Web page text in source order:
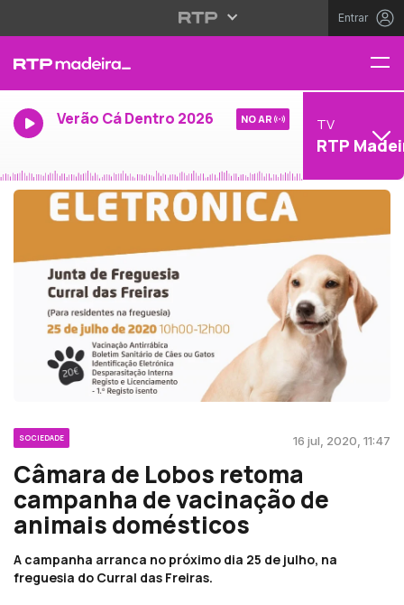
Entrar
Verão Cá Dentro 2026 NO AR TV
RTP
SOCIEDADE 16 jul, 2020, 11:47
Câmara de Lobos retoma
campanha de vacinação de
animais domésticos
A campanha arranca no próximo dia 25 de julho, na
freguesia do Curral das Freiras.